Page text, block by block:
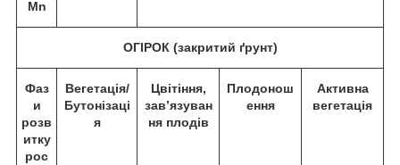
Mn
ОГІРОК (закритий ґрунт)
Фаз
и
розв
итку
рос
Вегетація/
Бутонізаці
я
Цвітіння,
зав’язуван
ня плодів
Плодонош
ення
Активна
вегетація